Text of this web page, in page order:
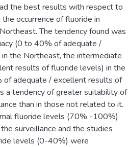
the best results with respect to
occurrence of fluoride in
The tendency found was
(0 to 40% of adequate /
the Northeast, the intermediate
results of fluoride levels) in the
adequate / excellent results of
a tendency of greater suitability of
than in those not related to it.
fluoride levels (70% -100%)
surveillance and the studies
levels (0-40%) were